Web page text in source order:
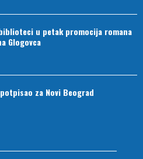
u petak promocija romana
Glogovca
za Novi Beograd